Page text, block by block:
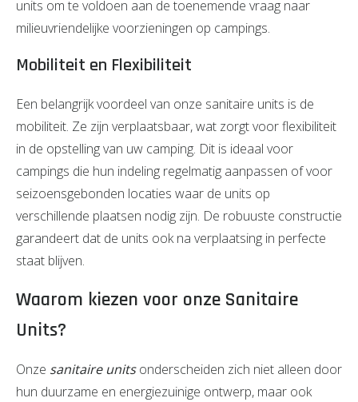
units om te voldoen aan de toenemende vraag naar
milieuvriendelijke voorzieningen op campings.
Mobiliteit en Flexibiliteit
Een belangrijk voordeel van onze sanitaire units is de
mobiliteit. Ze zijn verplaatsbaar, wat zorgt voor flexibiliteit
in de opstelling van uw camping. Dit is ideaal voor
campings die hun indeling regelmatig aanpassen of voor
seizoensgebonden locaties waar de units op
verschillende plaatsen nodig zijn. De robuuste constructie
garandeert dat de units ook na verplaatsing in perfecte
staat blijven.
Waarom kiezen voor onze Sanitaire
Units?
Onze sanitaire unitsonderscheiden zich niet alleen door
hun duurzame en energiezuinige ontwerp, maar ook